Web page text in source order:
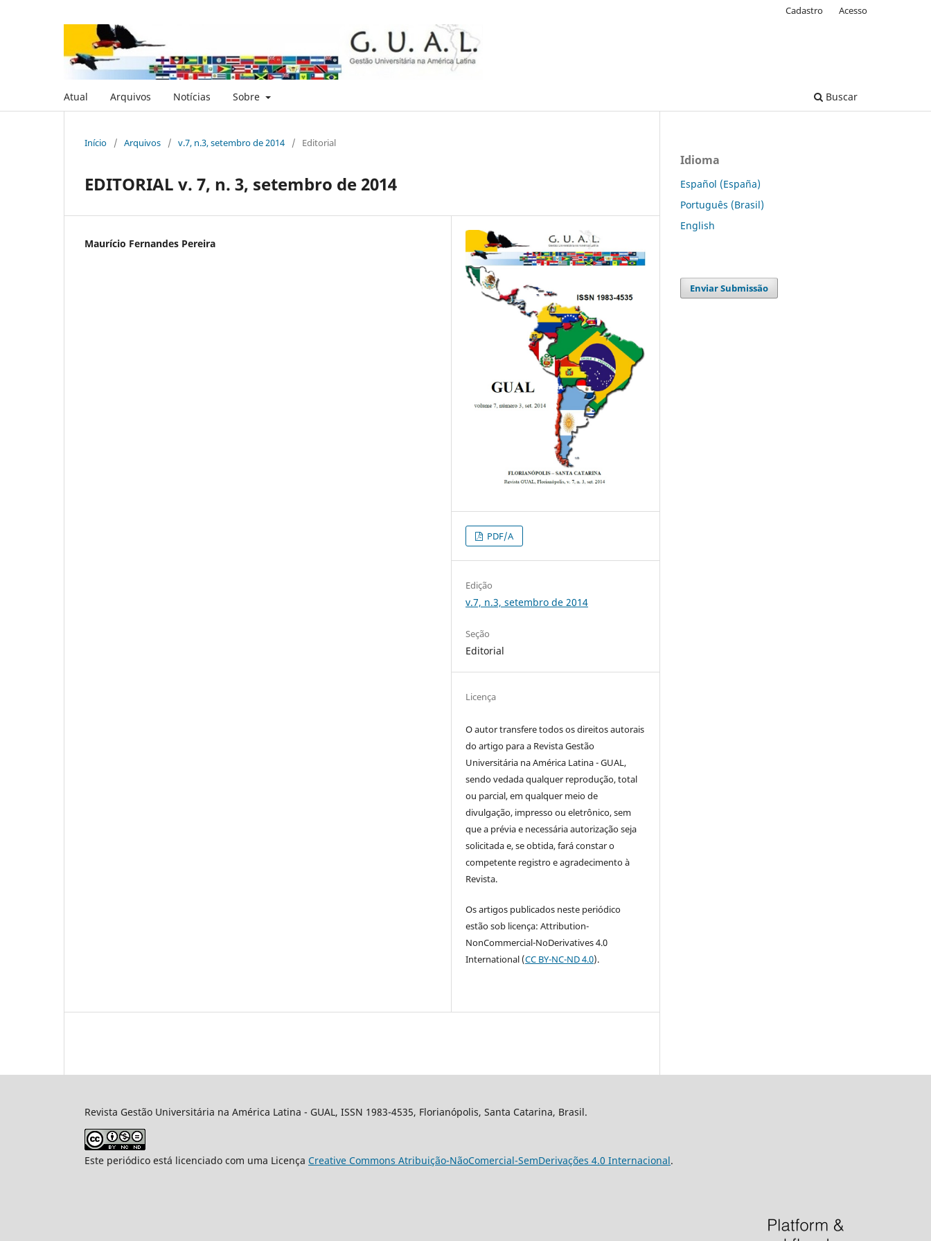
Atual Arquivos Notícias Sobre Buscar
Cadastro Acesso
Início / Arquivos / v.7, n.3, setembro de 2014 / Editorial
EDITORIAL v. 7, n. 3, setembro de 2014
Maurício Fernandes Pereira
PDF/A
Edição
v.7, n.3, setembro de 2014
Seção
Editorial
Licença
O autor transfere todos os direitos autorais
do artigo para a Revista Gestão
Universitária na América Latina - GUAL,
sendo vedada qualquer reprodução, total
ou parcial, em qualquer meio de
divulgação, impresso ou eletrônico, sem
que a prévia e necessária autorização seja
solicitada e, se obtida, fará constar o
competente registro e agradecimento à
Revista.
Os artigos publicados neste periódico
estão sob licença: Attribution-
NonCommercial-NoDerivatives 4.0
International (CC BY-NC-ND 4.0).
Idioma
Español (España)
Português (Brasil)
English
Enviar Submissão
Revista Gestão Universitária na América Latina - GUAL, ISSN 1983-4535, Florianópolis, Santa Catarina, Brasil.
Este periódico está licenciado com uma Licença Creative Commons Atribuição-NãoComercial-SemDerivações 4.0 Internacional.